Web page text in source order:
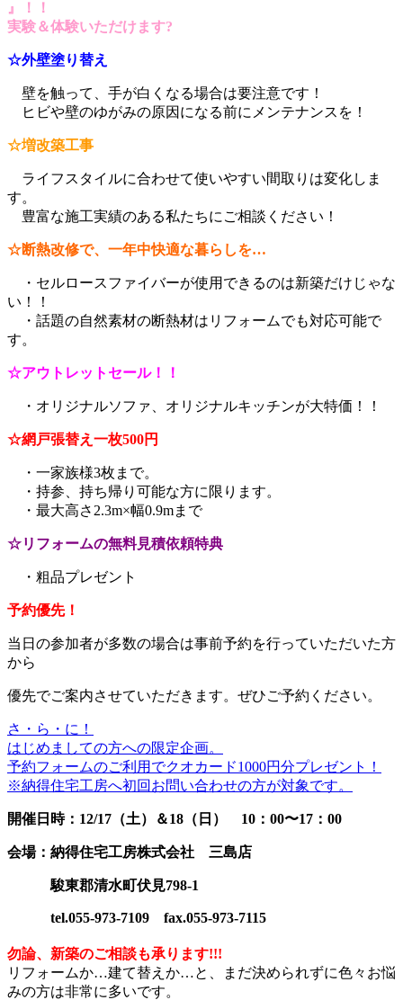
』！！
実験＆体験いただけます?
☆外壁塗り替え
壁を触って、手が白くなる場合は要注意です！
ヒビや壁のゆがみの原因になる前にメンテナンスを！
☆増改築工事
ライフスタイルに合わせて使いやすい間取りは変化しま
す。
豊富な施工実績のある私たちにご相談ください！
☆断熱改修で、一年中快適な暮らしを…
・セルロースファイバーが使用できるのは新築だけじゃな
い！！
・話題の自然素材の断熱材はリフォームでも対応可能で
す。
☆アウトレットセール！！
・オリジナルソファ、オリジナルキッチンが大特価！！
☆網戸張替え一枚500円
・一家族様3枚まで。
・持参、持ち帰り可能な方に限ります。
・最大高さ2.3m×幅0.9mまで
☆リフォームの無料見積依頼特典
・粗品プレゼント
予約優先！
当日の参加者が多数の場合は事前予約を行っていただいた方
から
優先でご案内させていただきます。ぜひご予約ください。
さ・ら・に！
はじめましての方への限定企画。
予約フォームのご利用でクオカード1000円分プレゼント！
※納得住宅工房へ初回お問い合わせの方が対象です。
開催日時：12/17 （土）＆18（日） 10：00〜17：00
会場：納得住宅工房株式会社 三島店
駿東郡清水町伏見798-1
tel.055-973-7109 fax.055-973-7115
勿論、新築のご相談も承ります!!!
リフォームか…建て替えか…と、まだ決められずに色々お悩
みの方は非常に多いです。